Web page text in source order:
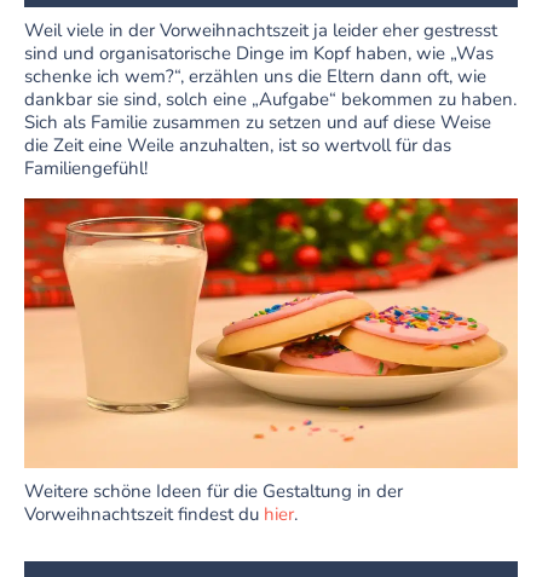
Weil viele in der Vorweihnachtszeit ja leider eher gestresst
sind und organisatorische Dinge im Kopf haben, wie „Was
schenke ich wem?“, erzählen uns die Eltern dann oft, wie
dankbar sie sind, solch eine „Aufgabe“ bekommen zu haben.
Sich als Familie zusammen zu setzen und auf diese Weise
die Zeit eine Weile anzuhalten, ist so wertvoll für das
Familiengefühl!
Weitere schöne Ideen für die Gestaltung in der
Vorweihnachtszeit findest du hier.